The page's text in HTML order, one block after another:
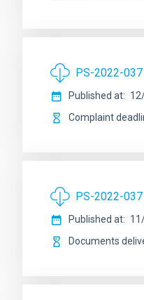
PS-2022-037
Published at
Complaint
PS-2022-037
Published at
Documents